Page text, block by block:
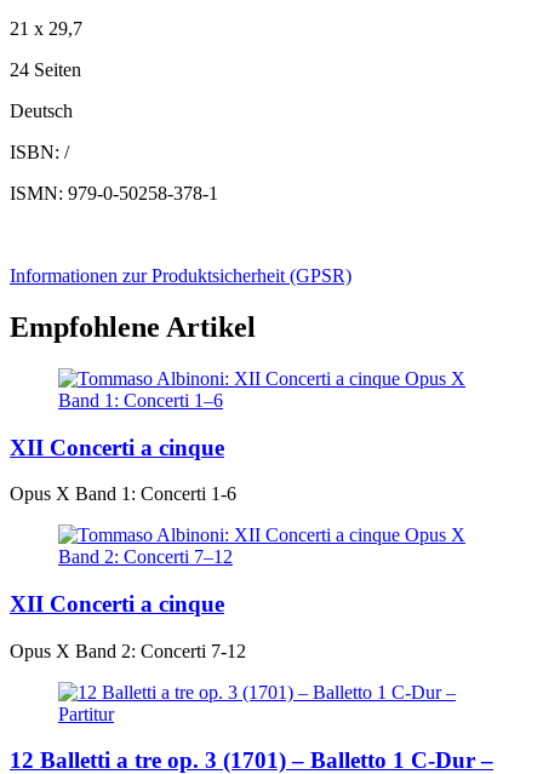
21 x 29,7
24 Seiten
Deutsch
ISBN: /
ISMN: 979-0-50258-378-1
Informationen zur Produktsicherheit (GPSR)
Empfohlene Artikel
XII Concerti a cinque
Opus X Band 1: Concerti 1-6
XII Concerti a cinque
Opus X Band 2: Concerti 7-12
12 Balletti a tre op. 3 (1701) – Balletto 1 C-Dur –